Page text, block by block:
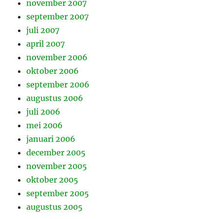
november 2007
september 2007
juli 2007
april 2007
november 2006
oktober 2006
september 2006
augustus 2006
juli 2006
mei 2006
januari 2006
december 2005
november 2005
oktober 2005
september 2005
augustus 2005